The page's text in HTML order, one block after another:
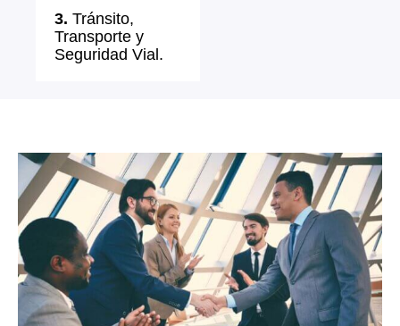
3. Tránsito,
Transporte y
Seguridad Vial.